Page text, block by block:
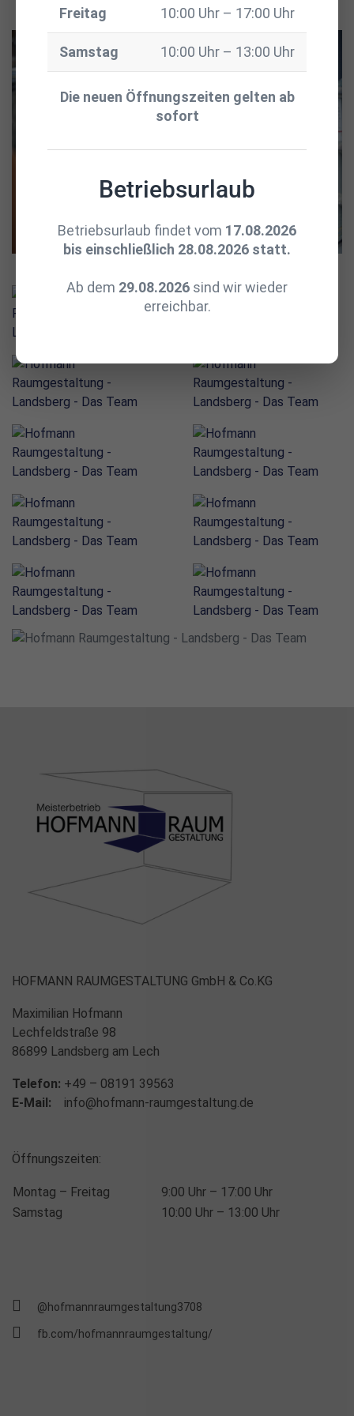
HOFMANN RAUMGESTALTUNG GmbH & Co.KG
Maximilian Hofmann
Lechfeldstraße 98
86899 Landsberg am Lech
Telefon: +49 – 08191 39563
E-Mail: info@hofmann-raumgestaltung.de
Öffnungszeiten:
Montag – Freitag
9:00 Uhr – 17:00 Uhr
Samstag
10:00 Uhr – 13:00 Uhr
@hofmannraumgestaltung3708
fb.com/hofmannraumgestaltung/
Freitag 10:00 Uhr – 17:00 Uhr
Samstag 10:00 Uhr – 13:00 Uhr
Die neuen Öffnungszeiten gelten ab
sofort
Betriebsurlaub
Betriebsurlaub findet vom 17.08.2026
bis einschließlich 28.08.2026 statt.
Ab dem 29.08.2026 sind wir wieder
erreichbar.